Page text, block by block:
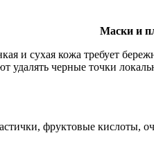
Маски и
и сухая кожа требует
черные точки
фруктовые кислоты,